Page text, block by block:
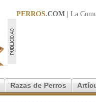
PERROS.COM | La
Razas de Perros